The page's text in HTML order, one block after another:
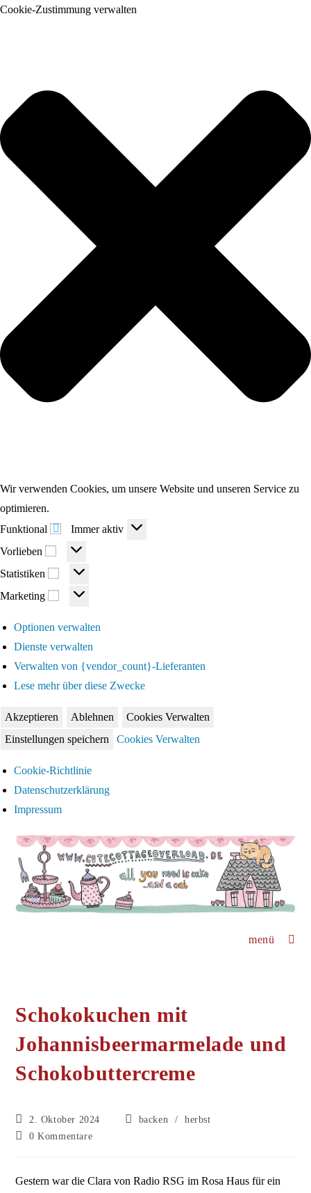
Cookie-Zustimmung verwalten
Wir verwenden Cookies, um unsere Website und unseren Service zu
optimieren.
Funktional
Funktional
Immer aktiv
Vorlieben
Vorlieben
Statistiken Statistiken
Marketing Marketing
Optionen verwalten
Dienste verwalten
Verwalten von {vendor_count}-Lieferanten
Lese mehr über diese Zwecke
Akzeptieren Ablehnen
Cookies Verwalten
Einstellungen speichern
Cookies Verwalten
Cookie-Richtlinie
Datenschutzerklärung
Impressum
Zum
springen
menü
Schokokuchen mit
Johannisbeermarmelade und
Schokobuttercreme
Beitrag
veröffentlicht:
2. Oktober 2024
Beitrags-
backen /
herbst
Beitrags-
0 Kommentare
Gestern war die Clara von Radio RSG im Rosa Haus für ein